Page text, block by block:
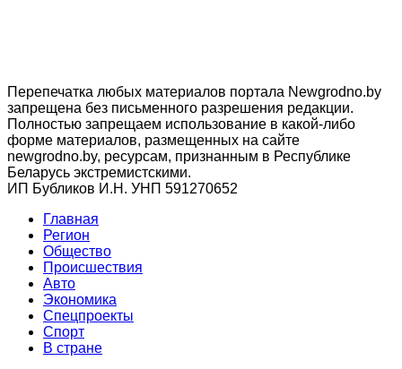
Перепечатка любых материалов портала Newgrodno.by
запрещена без письменного разрешения редакции.
Полностью запрещаем использование в какой-либо
форме материалов, размещенных на сайте
newgrodno.by, ресурсам, признанным в Республике
Беларусь экстремистскими.
ИП Бубликов И.Н. УНП 591270652
Главная
Регион
Общество
Происшествия
Авто
Экономика
Спецпроекты
Cпорт
В стране